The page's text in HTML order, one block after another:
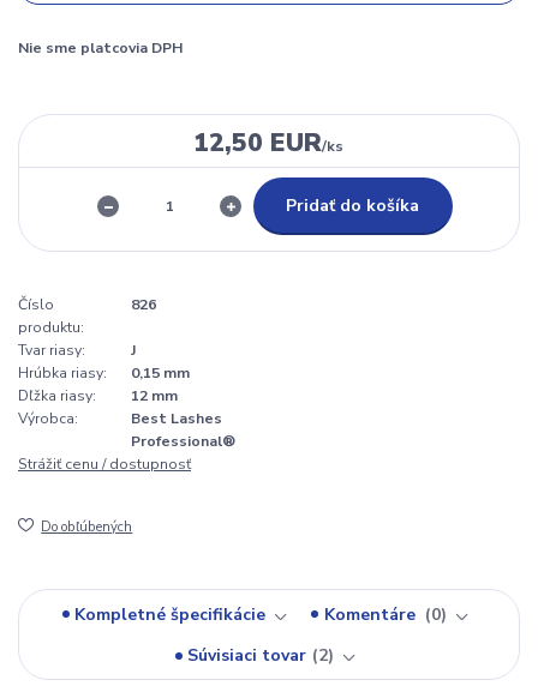
Nie sme platcovia DPH
12,50 EUR/ks
Pridať do košíka
Číslo
produktu:
826
Tvar riasy:
J
Hrúbka riasy:
0,15 mm
Dľžka riasy:
12 mm
Výrobca:
Best Lashes
Professional®
Strážiť cenu / dostupnosť
Do obľúbených
Kompletné špecifikácie Komentáre
0
Súvisiaci tovar 2